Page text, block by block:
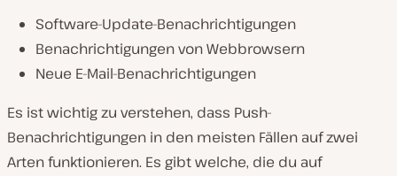
Software-Update-Benachrichtigungen
Benachrichtigungen von Webbrowsern
Neue E-Mail-Benachrichtigungen
Es ist wichtig zu verstehen, dass Push-
Benachrichtigungen in den meisten Fällen auf zwei
Arten funktionieren. Es gibt welche, die du auf